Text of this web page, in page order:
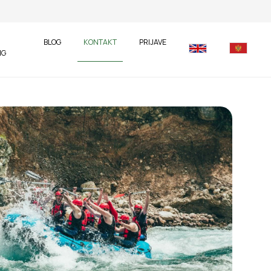
BLOG KONTAKT PRIJAVE